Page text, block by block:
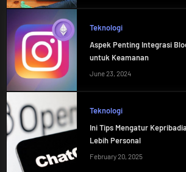
Teknologi
Aspek Penting Integrasi
untuk Keamanan
June 23, 2024
Teknologi
Ini Tips Mengatur
Lebih Personal
February 20, 2025